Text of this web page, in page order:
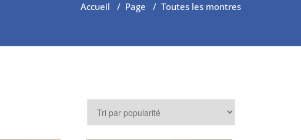
Accueil / Page / Toutes les montres